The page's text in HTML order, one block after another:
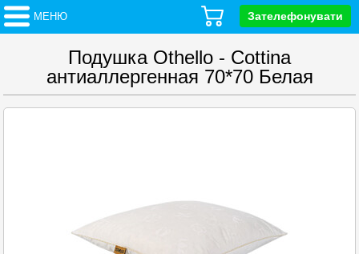
МЕНЮ Зателефонувати
Подушка Othello - Cottina
антиаллергенная 70*70 Белая